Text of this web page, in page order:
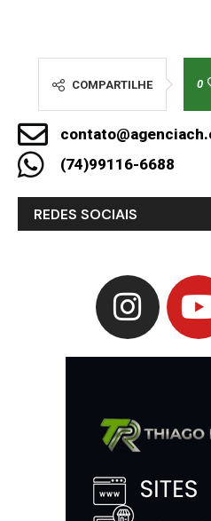
COMPARTILHE 0
(74)99116-6688
REDES SOCIAIS